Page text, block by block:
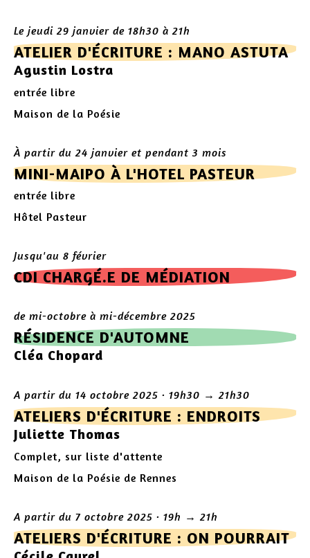
Le jeudi 29 janvier de 18h30 à 21h
ATELIER D'ÉCRITURE : MANO ASTUTA
Agustin Lostra
entrée libre
Maison de la Poésie
À partir du 24 janvier et pendant 3 mois
MINI-MAIPO À L'HOTEL PASTEUR
entrée libre
Hôtel Pasteur
Jusqu'au 8 février
CDI CHARGÉ.E DE MÉDIATION
de mi-octobre à mi-décembre 2025
RÉSIDENCE D'AUTOMNE
Cléa Chopard
A partir du 14 octobre 2025 · 19h30 → 21h30
ATELIERS D'ÉCRITURE : ENDROITS
Juliette Thomas
Complet, sur liste d'attente
Maison de la Poésie de Rennes
A partir du 7 octobre 2025 · 19h → 21h
ATELIERS D'ÉCRITURE : ON POURRAIT